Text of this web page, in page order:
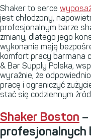
Shaker to serce
jest chłodzony,
profesjonalnym barze
zmiany, dlatego jego
wykonania mają
komfort pracy barmana
& Bar Supply Polska,
wyraźnie, że
pracę i ograniczyć
stać się codziennym
Shaker Boston
profesjonalnych